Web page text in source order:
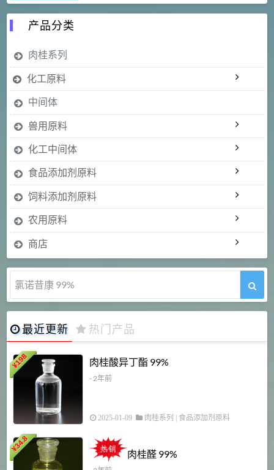
产品分类
肉桂系列
化工原料
中间体
兽用原料
化工中间体
食品添加剂原料
饲料添加剂原料
农用原料
商店
氯诺昔康 99%
最近更新 热门产品
¥
198 肉桂酸异丁酯 99%
- 2年前
2025-01-09 肉桂系列 食品添加剂原料
¥
34.8
肉桂醛 99%